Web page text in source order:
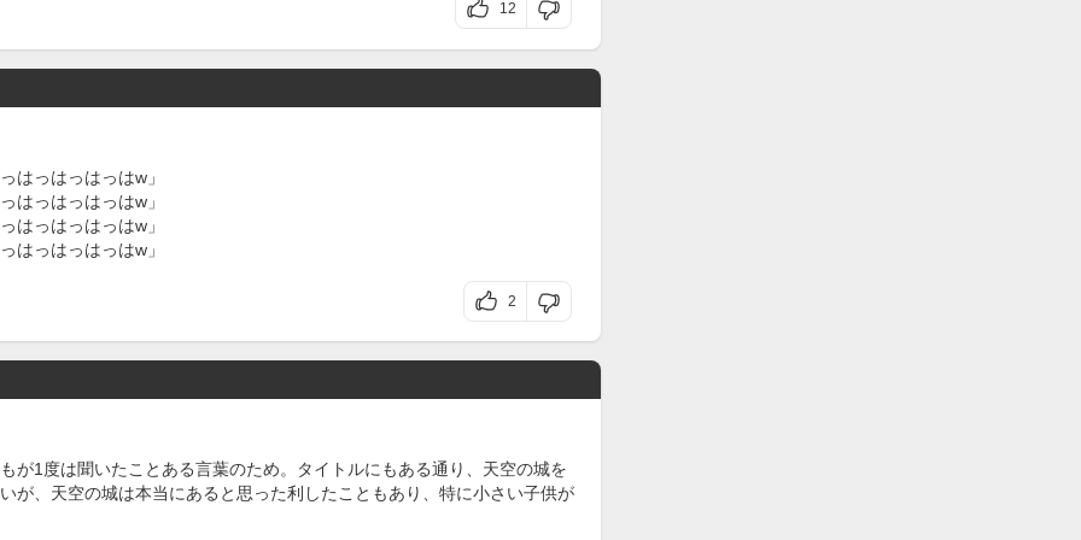
12
っはっはっはw」
っはっはっはw」
っはっはっはw」
っはっはっはw」
2
が1度は聞いたことある言葉のため。タイトルにもある通り、天空の城を
が、天空の城は本当にあると思った利したこともあり、特に小さい子供が